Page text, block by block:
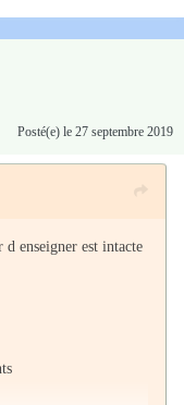
Posté(e) le 27 septembre 2019
enseigner est intacte